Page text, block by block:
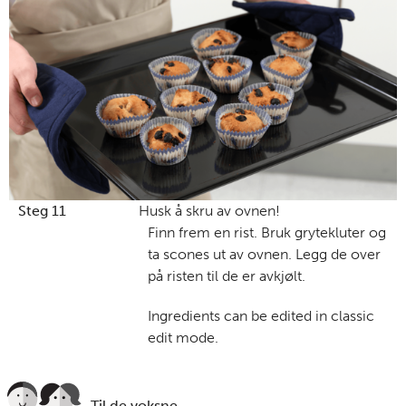
Steg 11
Finn frem en rist. Bruk grytekluter og
ta scones ut av ovnen. Legg de over
på risten til de er avkjølt.
Ingredients can be edited in classic
edit mode.
Husk å skru av ovnen!